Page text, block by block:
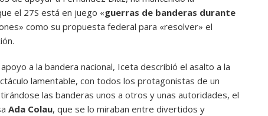
el 27S está en juego «guerras de banderas durante
como su propuesta federal para «resolver» el
a la bandera nacional, Iceta describió el asalto a la
lamentable, con todos los protagonistas de un
las banderas unos a otros y unas autoridades, el
Ada Colau, que se lo miraban entre divertidos y